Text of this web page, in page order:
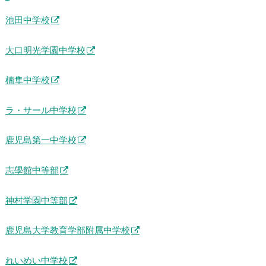
池田中学校
大口明光学園中学校
楠隼中学校
ラ・サール中学校
鹿児島第一中学校
志學館中等部
神村学園中等部
鹿児島大学教育学部附属中学校
れいめい中学校